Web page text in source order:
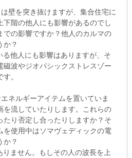
壁を突き抜けますが、集合住宅に
階の他人にも影響があるのでし
での影響ですか？他人のカルマの
か？
る他人にも影響はありますが、そ
磁波やジオパシックストレスゾー
。
ネルギーアイテムを置いていま
を流していたりします。これらの
たり否定し合ったりしますか？そ
を使用中はソマヴェディックの電
か？
りません。もしその人の波長を上